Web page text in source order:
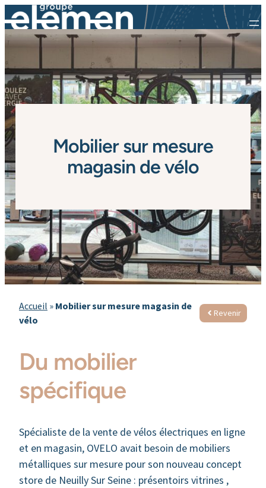
Mobilier sur mesure
magasin de vélo
Accueil » Mobilier sur mesure magasin de
vélo
Revenir
Du mobilier
spécifique
Spécialiste de la vente de vélos électriques en ligne
et en magasin, OVELO avait besoin de mobiliers
métalliques sur mesure pour son nouveau concept
store de Neuilly Sur Seine : présentoirs vitrines ,